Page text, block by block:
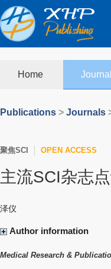
Home
Publications > Journals
聚焦SCI OPEN ACCESS
主流SCI杂志
泽仪
Author information
Medical Research &